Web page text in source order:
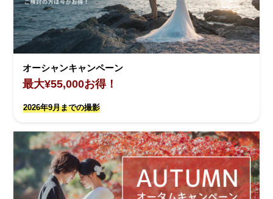
オーシャンキャンペーン
最大¥55,000お得！
2026年9月までの撮影